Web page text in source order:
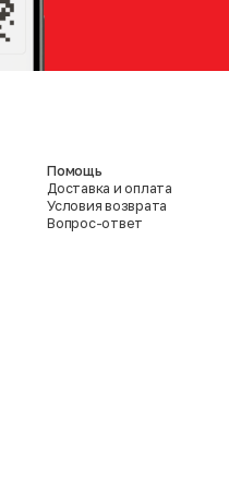
Помощь
Доставка и оплата
Условия возврата
Вопрос-ответ